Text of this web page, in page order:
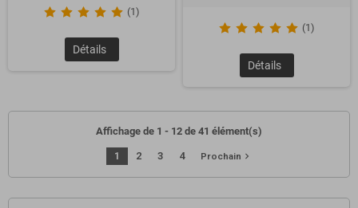
(1)
Détails
(1)
Détails
Affichage de 1 - 12 de 41 élément(s)
1 2 3 4 Prochain navigate_next